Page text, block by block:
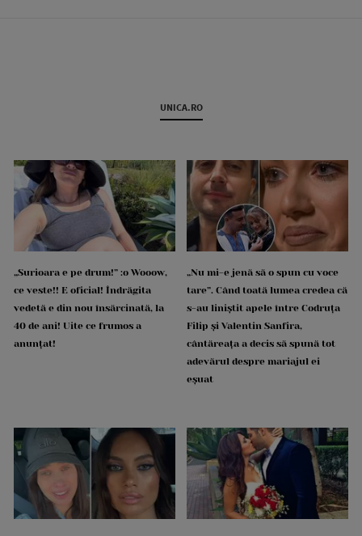
UNICA.RO
„Surioara e pe drum!” :o Wooow,
ce veste!! E oficial! Îndrăgita
vedetă e din nou însărcinată, la
40 de ani! Uite ce frumos a
anunțat!
„Nu mi-e jenă să o spun cu voce
tare”. Când toată lumea credea că
s-au liniștit apele între Codruța
Filip și Valentin Sanfira,
cântăreața a decis să spună tot
adevărul despre mariajul ei
eșuat